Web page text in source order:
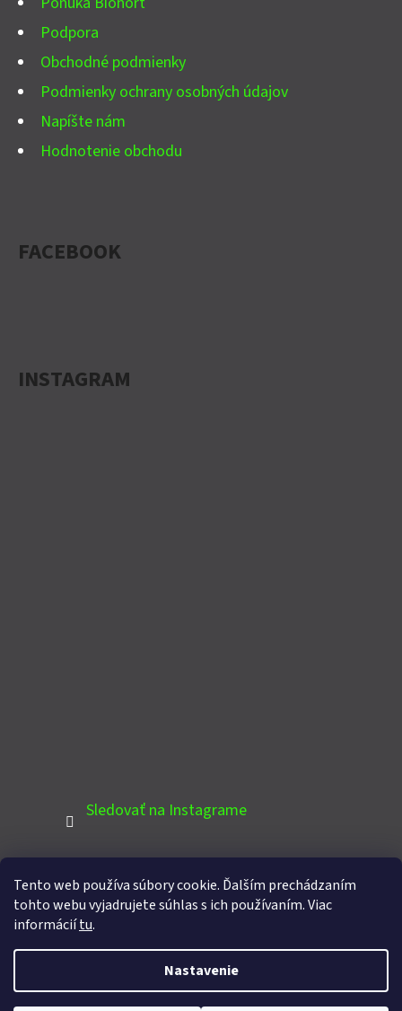
Tento web používa súbory cookie. Ďalším prechádzaním
tohto webu vyjadrujete súhlas s ich používaním. Viac
informáciítu.
Nastavenie
Podpora
Obchodné podmienky
Podmienky ochrany osobných údajov
Napíšte nám
Hodnotenie obchodu
FACEBOOK
INSTAGRAM
Sledovať na Instagrame
PINTEREST
Vytvoril Shoptet